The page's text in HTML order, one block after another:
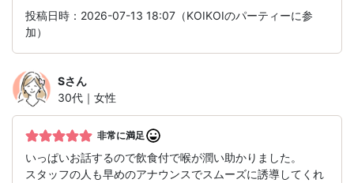
投稿日時：2026-07-13 18:07（KOIKOIのパーティーに参
加）
Sさん
30代｜女性
非常に満足
いっぱいお話するので飲食付で喉が潤い助かりました。
スタッフの人も早めのアナウンスでスムーズに誘導してくれ